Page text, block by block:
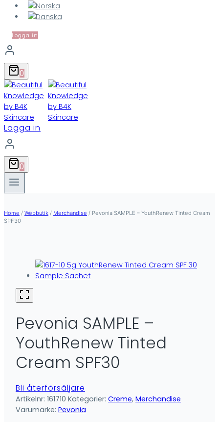
Logga in
0
Logga in
0
Home / Webbutik / Merchandise / Pevonia SAMPLE – YouthRenew Tinted Cream
SPF30
Pevonia SAMPLE –
YouthRenew Tinted
Cream SPF30
Bli återförsäljare
Artikelnr: 161710 Kategorier: Creme, Merchandise
Varumärke: Pevonia